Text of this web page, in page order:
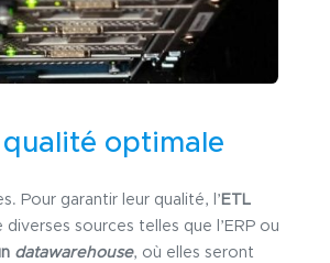
optimale
Pour garantir leur qualité, l’ ETL
sources telles que l’ERP ou
datawarehouse, où elles seront